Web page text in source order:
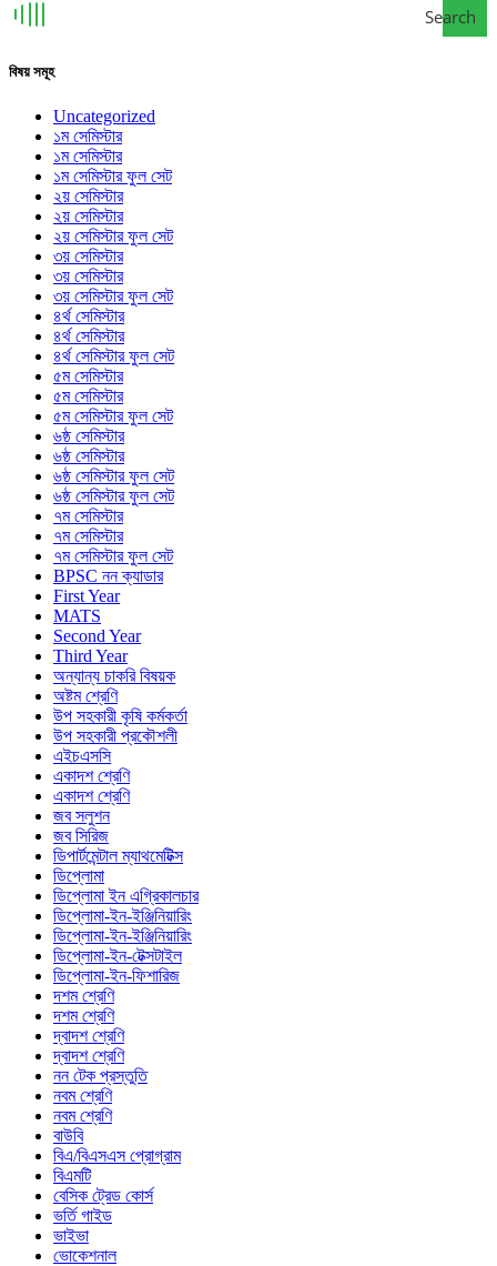
Search
বিষয় সমূহ
Uncategorized
১ম সেমিস্টার
১ম সেমিস্টার
১ম সেমিস্টার ফুল সেট
২য় সেমিস্টার
২য় সেমিস্টার
২য় সেমিস্টার ফুল সেট
৩য় সেমিস্টার
৩য় সেমিস্টার
৩য় সেমিস্টার ফুল সেট
৪র্থ সেমিস্টার
৪র্থ সেমিস্টার
৪র্থ সেমিস্টার ফুল সেট
৫ম সেমিস্টার
৫ম সেমিস্টার
৫ম সেমিস্টার ফুল সেট
৬ষ্ঠ সেমিস্টার
৬ষ্ঠ সেমিস্টার
৬ষ্ঠ সেমিস্টার ফুল সেট
৬ষ্ঠ সেমিস্টার ফুল সেট
৭ম সেমিস্টার
৭ম সেমিস্টার
৭ম সেমিস্টার ফুল সেট
BPSC নন ক্যাডার
First Year
MATS
Second Year
Third Year
অন্যান্য চাকরি বিষয়ক
অষ্টম শ্রেণি
উপ সহকারী কৃষি কর্মকর্তা
উপ সহকারী প্রকৌশলী
এইচএসসি
একাদশ শ্রেণি
একাদশ শ্রেণি
জব সলুশন
জব সিরিজ
ডিপার্টমেন্টাল ম্যাথমেটিক্স
ডিপ্লোমা
ডিপ্লোমা ইন এগ্রিকালচার
ডিপ্লোমা-ইন-ইঞ্জিনিয়ারিং
ডিপ্লোমা-ইন-ইঞ্জিনিয়ারিং
ডিপ্লোমা-ইন-টেক্সটাইল
ডিপ্লোমা-ইন-ফিশারিজ
দশম শ্রেণি
দশম শ্রেণি
দ্বাদশ শ্রেণি
দ্বাদশ শ্রেণি
নন টেক প্রস্তুতি
নবম শ্রেণি
নবম শ্রেণি
বাউবি
বিএ/বিএসএস প্রোগ্রাম
বিএমটি
বেসিক ট্রেড কোর্স
ভর্তি গাইড
ভাইভা
ভোকেশনাল